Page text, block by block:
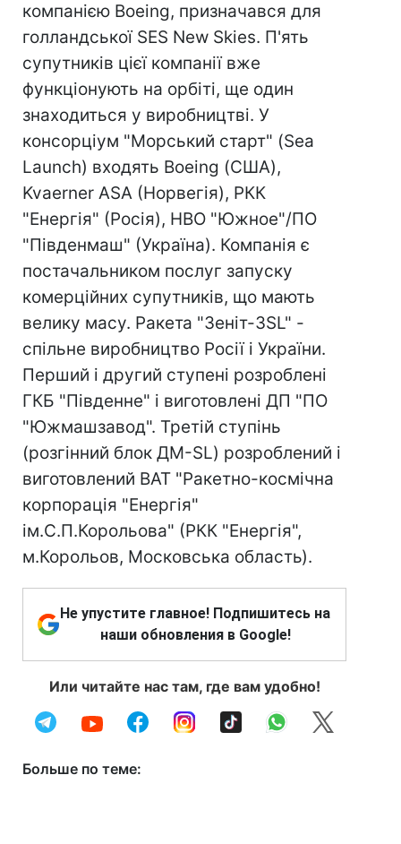
компанією Boeing, призначався для
голландської SES New Skies. П'ять
супутників цієї компанії вже
функціонують на орбіті, ще один
знаходиться у виробництві. У
консорціум "Морський старт" (Sea
Launch) входять Boeing (США),
Kvaerner ASA (Норвегія), РКК
"Енергія" (Росія), НВО "Южное"/ПО
"Південмаш" (Україна). Компанія є
постачальником послуг запуску
комерційних супутників, що мають
велику масу. Ракета "Зеніт-3SL" -
спільне виробництво Росії і України.
Перший і другий ступені розроблені
ГКБ "Південне" і виготовлені ДП "ПО
"Южмашзавод". Третій ступінь
(розгінний блок ДМ-SL) розроблений і
виготовлений ВАТ "Ракетно-космічна
корпорація "Енергія"
ім.С.П.Корольова" (РКК "Енергія",
м.Корольов, Московська область).
Не упустите главное! Подпишитесь на
наши обновления в Google!
Или читайте нас там, где вам удобно!
Больше по теме: